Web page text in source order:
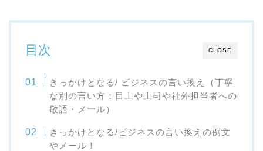
CLOSE
目次
きっかけとなる/ ビジネスの言い換え（丁寧
な別の言い方：目上や上司や社外担当者への
敬語・メール）
きっかけとなる/ビジネスの言い換えの例文
やメール！